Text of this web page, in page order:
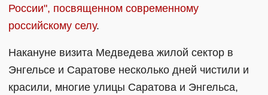
России", посвященном современному
российскому селу.
Накануне визита Медведева жилой сектор в
Энгельсе и Саратове несколько дней чистили и
красили, многие улицы Саратова и Энгельса,